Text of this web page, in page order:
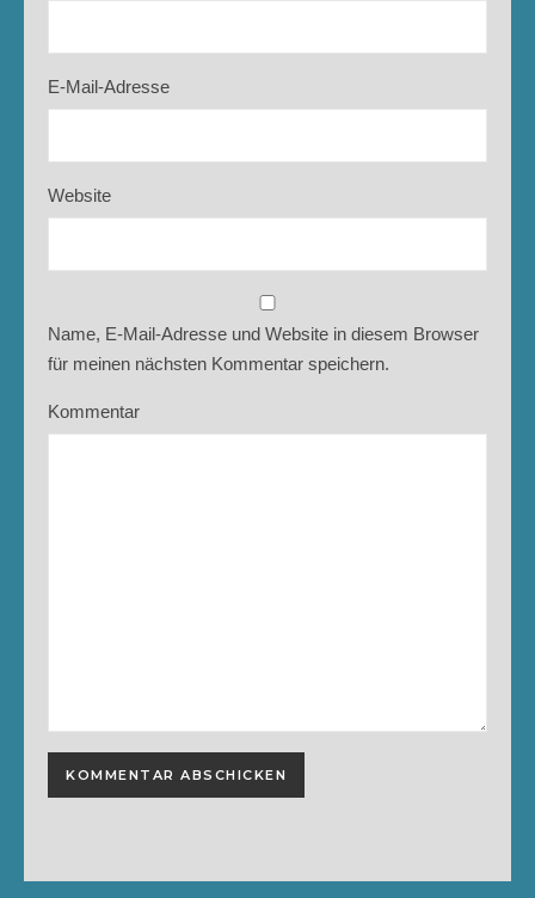
E-Mail-Adresse
Website
Name, E-Mail-Adresse und Website in diesem Browser
für meinen nächsten Kommentar speichern.
Kommentar